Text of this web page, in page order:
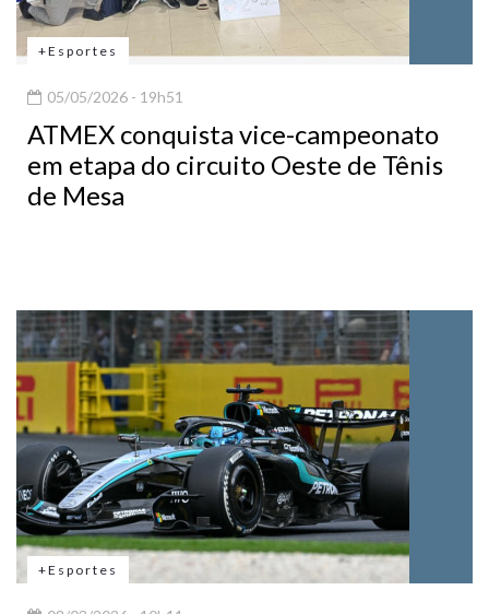
+Esportes
05/05/2026 - 19h51
ATMEX conquista vice-campeonato
em etapa do circuito Oeste de Tênis
de Mesa
+Esportes